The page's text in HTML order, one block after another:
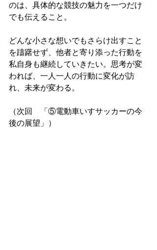
のは、具体的な競技の魅力を一つだけ
でも伝えること。
どんな小さな想いでもさらけ出すこと
を躊躇せず、他者と寄り添った行動を
私自身も継続していきたい。思考が変
われば、一人一人の行動に変化が訪
れ、未来が変わる。
（次回　「⑤電動車いすサッカーの今
後の展望」）